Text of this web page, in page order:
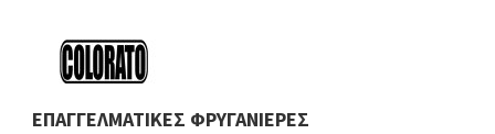
ΕΠΑΓΓΕΛΜΑΤΙΚΈΣ ΦΡΥΓΑΝΙΈΡΕΣ